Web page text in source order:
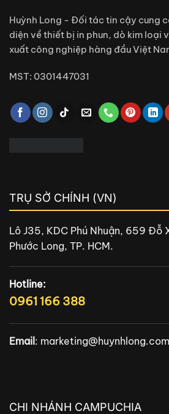
Huỳnh Long - Đối tác tin cậy cung
diện về thiết bị in phun, dò kim loại
xuất công nghiệp hàng đầu Việt
MST: 0301447031
TRỤ SỞ CHÍNH (VN)
Lô J35, KDC Phú Nhuận, 659 Đỗ
Phước Long, TP. HCM.
Hotline:
0961 166 388
Email :
CHI NHÁNH CAMPUCHIA